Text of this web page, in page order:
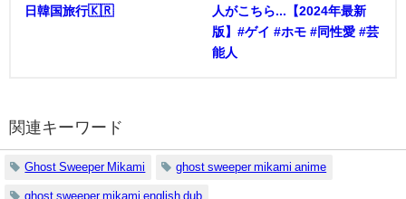
日韓国旅行🇰🇷
人がこちら...【2024年最新
版】#ゲイ #ホモ #同性愛 #芸
能人
関連キーワード
Ghost Sweeper Mikami ghost sweeper mikami anime
ghost sweeper mikami english dub